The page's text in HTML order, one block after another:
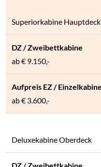
Superiorkabine Hauptdeck
ab € 9.150,-
ab € 3.600,-
Deluxekabine Oberdeck